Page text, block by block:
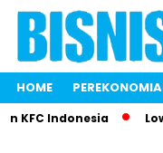
HOME
KFC Indonesia